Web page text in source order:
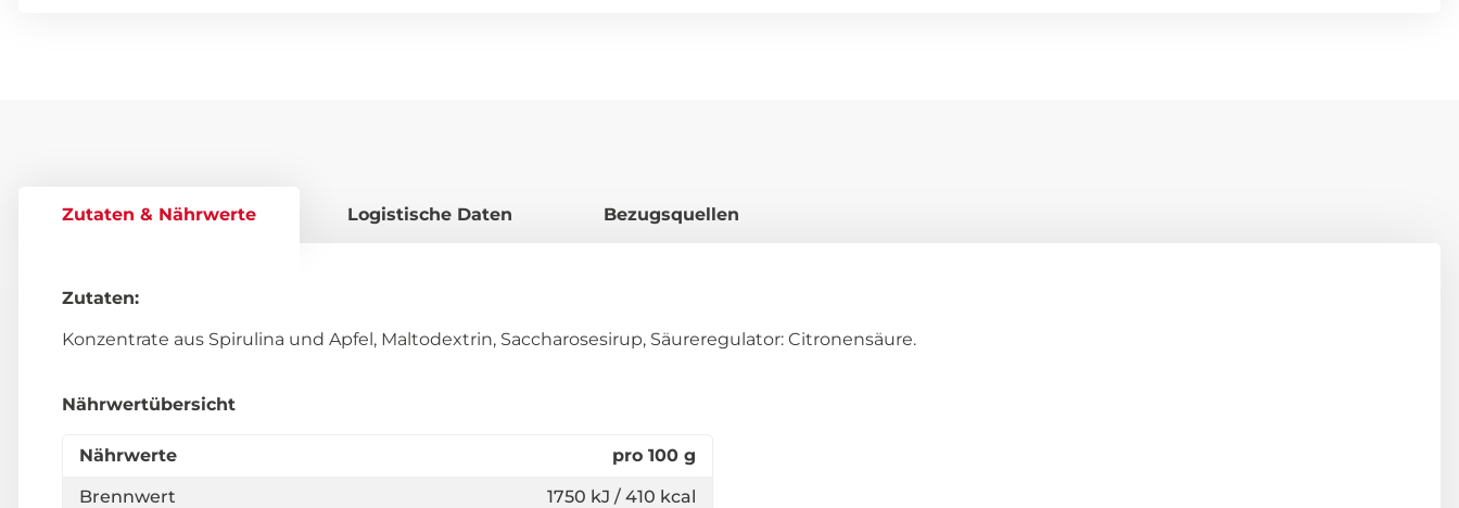
Zutaten & Nährwerte Logistische Daten Bezugsquellen
Zutaten:
Konzentrate aus Spirulina und Apfel, Maltodextrin, Saccharosesirup, Säureregulator: Citronensäure.
Nährwertübersicht
Nährwerte
pro 100 g
Brennwert
1750 kJ / 410 kcal